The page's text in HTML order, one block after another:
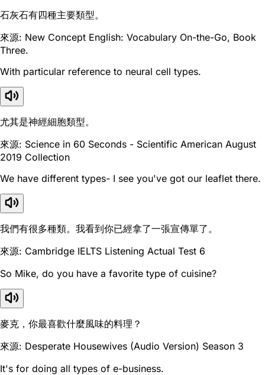
石灰石有四種主要類型。
來源: New Concept English: Vocabulary On-the-Go, Book
Three.
With particular reference to neural cell types.
尤其是神經細胞類型。
來源: Science in 60 Seconds - Scientific American August
2019 Collection
We have different types- I see you've got our leaflet there.
我們有很多種類。我看到你已經拿了一張宣傳單了。
來源: Cambridge IELTS Listening Actual Test 6
So Mike, do you have a favorite type of cuisine?
麥克，你最喜歡什麼風味的料理？
來源: Desperate Housewives (Audio Version) Season 3
It's for doing all types of e-business.